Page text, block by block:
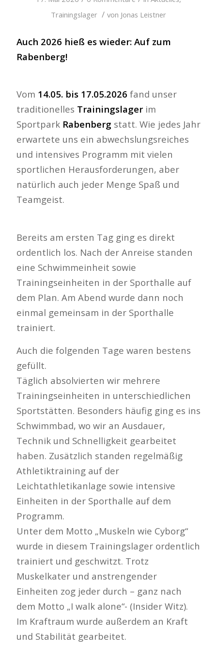
Trainingslager / von Jonas Leistner
Auch 2026 hieß es wieder: Auf zum
Rabenberg!
Vom 14.05. bis 17.05.2026 fand unser
traditionelles Trainingslagerim
Sportpark Rabenberg statt. Wie jedes Jahr
erwartete uns ein abwechslungsreiches
und intensives Programm mit vielen
sportlichen Herausforderungen, aber
natürlich auch jeder Menge Spaß und
Teamgeist.
Bereits am ersten Tag ging es direkt
ordentlich los. Nach der Anreise standen
eine Schwimmeinheit sowie
Trainingseinheiten in der Sporthalle auf
dem Plan. Am Abend wurde dann noch
einmal gemeinsam in der Sporthalle
trainiert.
Auch die folgenden Tage waren bestens
gefüllt.
Täglich absolvierten wir mehrere
Trainingseinheiten in unterschiedlichen
Sportstätten. Besonders häufig ging es ins
Schwimmbad, wo wir an Ausdauer,
Technik und Schnelligkeit gearbeitet
haben. Zusätzlich standen regelmäßig
Athletiktraining auf der
Leichtathletikanlage sowie intensive
Einheiten in der Sporthalle auf dem
Programm.
Unter dem Motto „Muskeln wie Cyborg“
wurde in diesem Trainingslager ordentlich
trainiert und geschwitzt. Trotz
Muskelkater und anstrengender
Einheiten zog jeder durch – ganz nach
dem Motto „I walk alone“- (Insider Witz).
Im Kraftraum wurde außerdem an Kraft
und Stabilität gearbeitet.